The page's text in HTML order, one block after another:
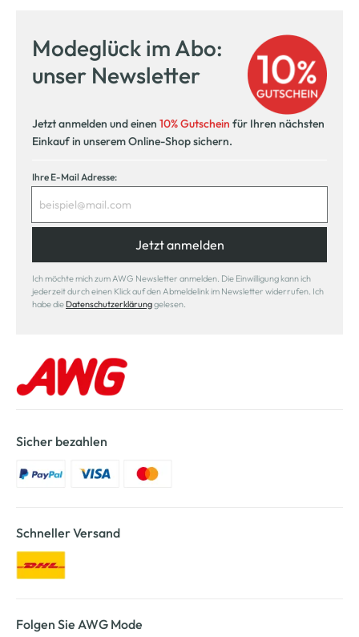
Modeglück im Abo:
unser Newsletter
Jetzt anmelden und einen 10% Gutschein für Ihren nächsten
Einkauf in unserem Online-Shop sichern.
Ihre E-Mail Adresse:
Jetzt anmelden
Ich möchte mich zum AWG Newsletter anmelden. Die Einwilligung kann ich
jederzeit durch einen Klick auf den Abmeldelink im Newsletter widerrufen. Ich
habe die Datenschutzerklärunggelesen.
Sicher bezahlen
Schneller Versand
Folgen Sie AWG Mode